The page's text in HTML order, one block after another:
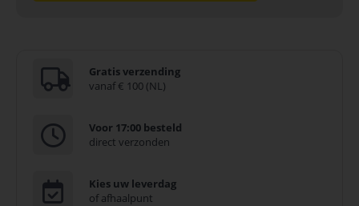
Gratis verzending
vanaf € 100 (NL)
Voor 17:00 besteld
direct verzonden
Kies uw leverdag
of afhaalpunt